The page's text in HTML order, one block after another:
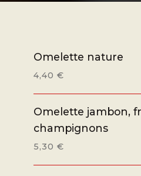
Omelette nature
4,40 €
Omelette jambon,
champignons
5,30 €